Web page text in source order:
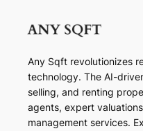
Any Sqft revolutionizes
technology. The AI-
selling, and renting
agents, expert
management services.